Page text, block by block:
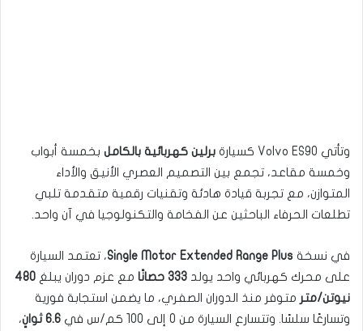
وتأتي Volvo ES90 كسيارة برلين كهربائية بالكامل بخمسة أبواب
وخمسة مقاعد، تجمع بين التصميم العصري الأنيق والأداء
المتوازن، مع تجربة قيادة هادئة وتقنيات رقمية متقدمة تلبي
تطلعات الحرفاء الباحثين عن الفخامة والتكنولوجيا في آن واحد.
في نسخة Single Motor Extended Range Plus، تعتمد السيارة
على محرك كهربائي واحد يولد 333 حصانًا مع عزم دوران يبلغ 480
نيوتن/متر متوفر منذ الدوران الصفري، ما يضمن استجابة فورية
وتسارعًا سلسًا. وتتسارع السيارة من 0 إلى 100 كم/س في
6.6 ثوانٍ
،